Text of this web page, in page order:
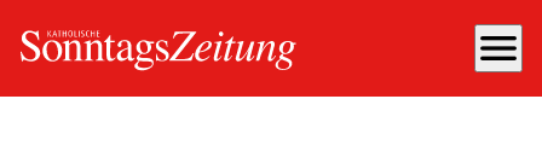
menu